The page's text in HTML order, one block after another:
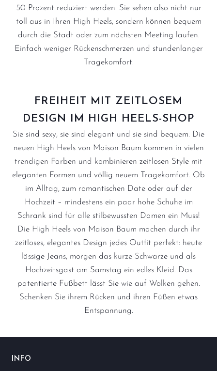
50 Prozent reduziert werden. Sie sehen also nicht nur
toll aus in Ihren High Heels, sondern können bequem
durch die Stadt oder zum nächsten Meeting laufen.
Einfach weniger Rückenschmerzen und stundenlanger
Tragekomfort.
FREIHEIT MIT ZEITLOSEM
DESIGN IM HIGH HEELS-SHOP
Sie sind sexy, sie sind elegant und sie sind bequem. Die
neuen High Heels von Maison Baum kommen in vielen
trendigen Farben und kombinieren zeitlosen Style mit
eleganten Formen und völlig neuem Tragekomfort. Ob
im Alltag, zum romantischen Date oder auf der
Hochzeit – mindestens ein paar hohe Schuhe im
Schrank sind für alle stilbewussten Damen ein Muss!
Die High Heels von Maison Baum machen durch ihr
zeitloses, elegantes Design jedes Outfit perfekt: heute
lässige Jeans, morgen das kurze Schwarze und als
Hochzeitsgast am Samstag ein edles Kleid. Das
patentierte Fußbett lässt Sie wie auf Wolken gehen.
Schenken Sie ihrem Rücken und ihren Füßen etwas
Entspannung.
INFO